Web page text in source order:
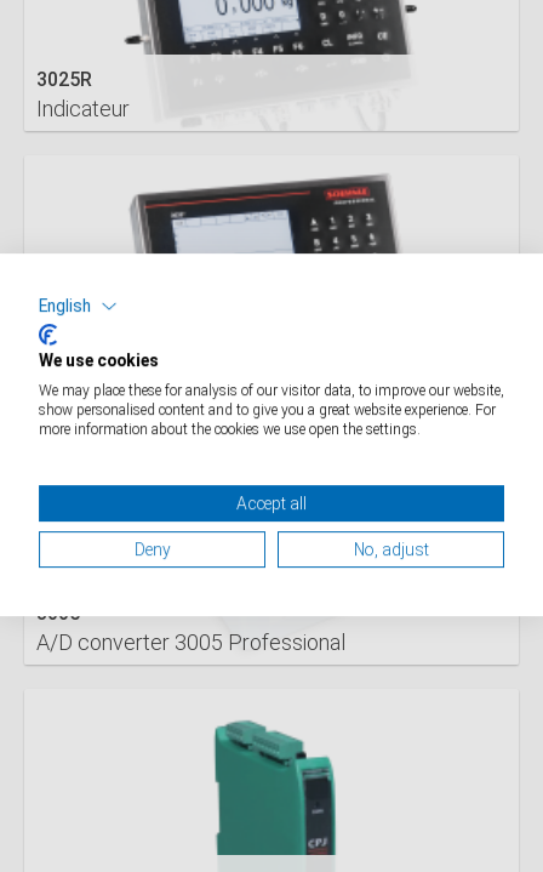
3025R
Indicateur
3035R
Indicateur
DETAILS
3005
A/D converter 3005 Professional
English
We use cookies
We may place these for analysis of our visitor data, to improve our website,
show personalised content and to give you a great website experience. For
more information about the cookies we use open the settings.
Accept all
Deny No, adjust